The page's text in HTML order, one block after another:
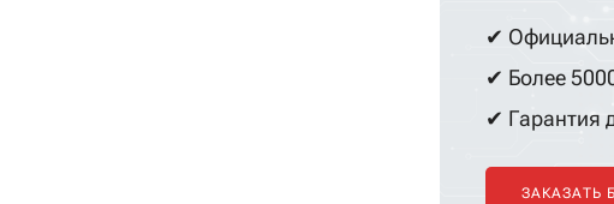
✔
✔ Более
✔ Гарантия
ЗАКАЗАТЬ